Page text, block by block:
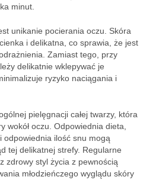
minut.
unikanie pocierania oczu. Skóra
i delikatna, co sprawia, że jest
Zamiast tego, przy
delikatnie wklepywać je
ryzyko naciągania i
pielęgnacji całej twarzy, która
wokół oczu. Odpowiednia dieta,
odpowiednia ilość snu mogą
tej delikatnej strefy. Regularne
zdrowy styl życia z pewnością
młodzieńczego wyglądu skóry